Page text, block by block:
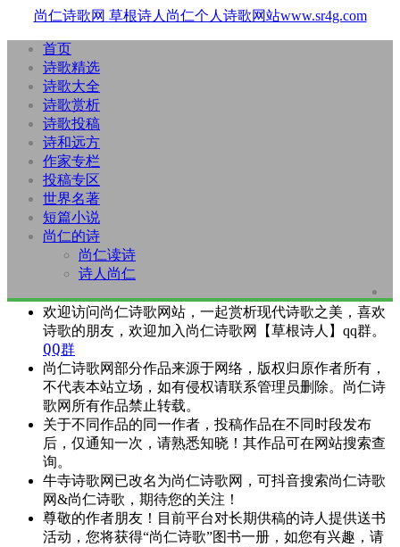
尚仁诗歌网 草根诗人尚仁个人诗歌网站www.sr4g.com
首页
诗歌精选
诗歌大全
诗歌赏析
诗歌投稿
诗和远方
作家专栏
投稿专区
世界名著
短篇小说
尚仁的诗
尚仁读诗
诗人尚仁
欢迎访问尚仁诗歌网站，一起赏析现代诗歌之美，喜欢
诗歌的朋友，欢迎加入尚仁诗歌网【草根诗人】qq群。
QQ群
尚仁诗歌网部分作品来源于网络，版权归原作者所有，
不代表本站立场，如有侵权请联系管理员删除。尚仁诗
歌网所有作品禁止转载。
关于不同作品的同一作者，投稿作品在不同时段发布
后，仅通知一次，请熟悉知晓！其作品可在网站搜索查
询。
牛寺诗歌网已改名为尚仁诗歌网，可抖音搜索尚仁诗歌
网&尚仁诗歌，期待您的关注！
尊敬的作者朋友！目前平台对长期供稿的诗人提供送书
活动，您将获得“尚仁诗歌”图书一册，如您有兴趣，请